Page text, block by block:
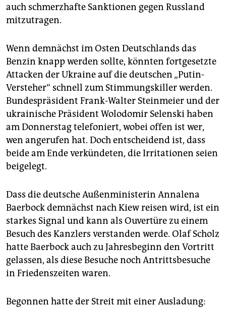
auch schmerzhafte Sanktionen gegen Russland
mitzutragen.
Wenn demnächst im Osten Deutschlands das
Benzin knapp werden sollte, könnten fortgesetzte
Attacken der Ukraine auf die deutschen „Putin-
Versteher“ schnell zum Stimmungskiller werden.
Bundespräsident Frank-Walter Steinmeier und der
ukrainische Präsident Wolodomir Selenski haben
am Donnerstag telefoniert, wobei offen ist wer,
wen angerufen hat. Doch entscheidend ist, dass
beide am Ende verkündeten, die Irritationen seien
beigelegt.
Dass die deutsche Außenministerin Annalena
Baerbock demnächst nach Kiew reisen wird, ist ein
starkes Signal und kann als Ouvertüre zu einem
Besuch des Kanzlers verstanden werde. Olaf Scholz
hatte Baerbock auch zu Jahresbeginn den Vortritt
gelassen, als diese Besuche noch Antrittsbesuche
in Friedenszeiten waren.
Begonnen hatte der Streit mit einer Ausladung: